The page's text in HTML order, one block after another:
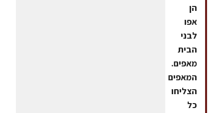
הן
אפו
לבני
הבית
מאפים.
המאפים
הצליחו
כל